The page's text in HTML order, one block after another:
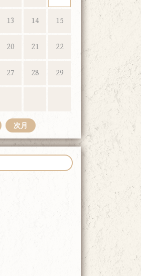
13 14 15
20 21 22
27 28 29
次月